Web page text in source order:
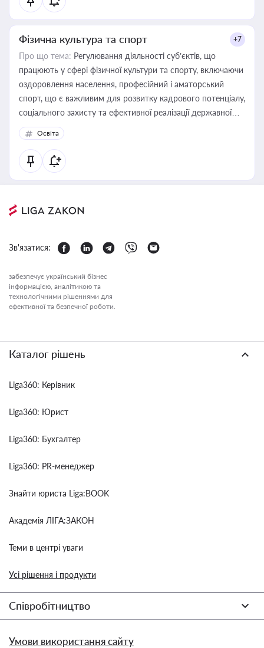
Фізична культура та спорт +7
Про що тема: Регулювання діяльності суб’єктів, що
працюють у сфері фізичної культури та спорту, включаючи
оздоровлення населення, професійний і аматорський
спорт, що є важливим для розвитку кадрового потенціалу,
соціального захисту та ефективної реалізації державної
політики у цій галузі
Освіта
Зв'язатися:
забезпечує український бізнес
інформацією, аналітикою та
технологічними рішеннями для
ефективної та безпечної роботи.
Каталог рішень
Liga360: Керівник
Liga360: Юрист
Liga360: Бухгалтер
Liga360: PR-менеджер
Знайти юриста Liga:BOOK
Академія ЛІГА:ЗАКОН
Теми в центрі уваги
Усі рішення і продукти
Співробітництво
Умови використання сайту